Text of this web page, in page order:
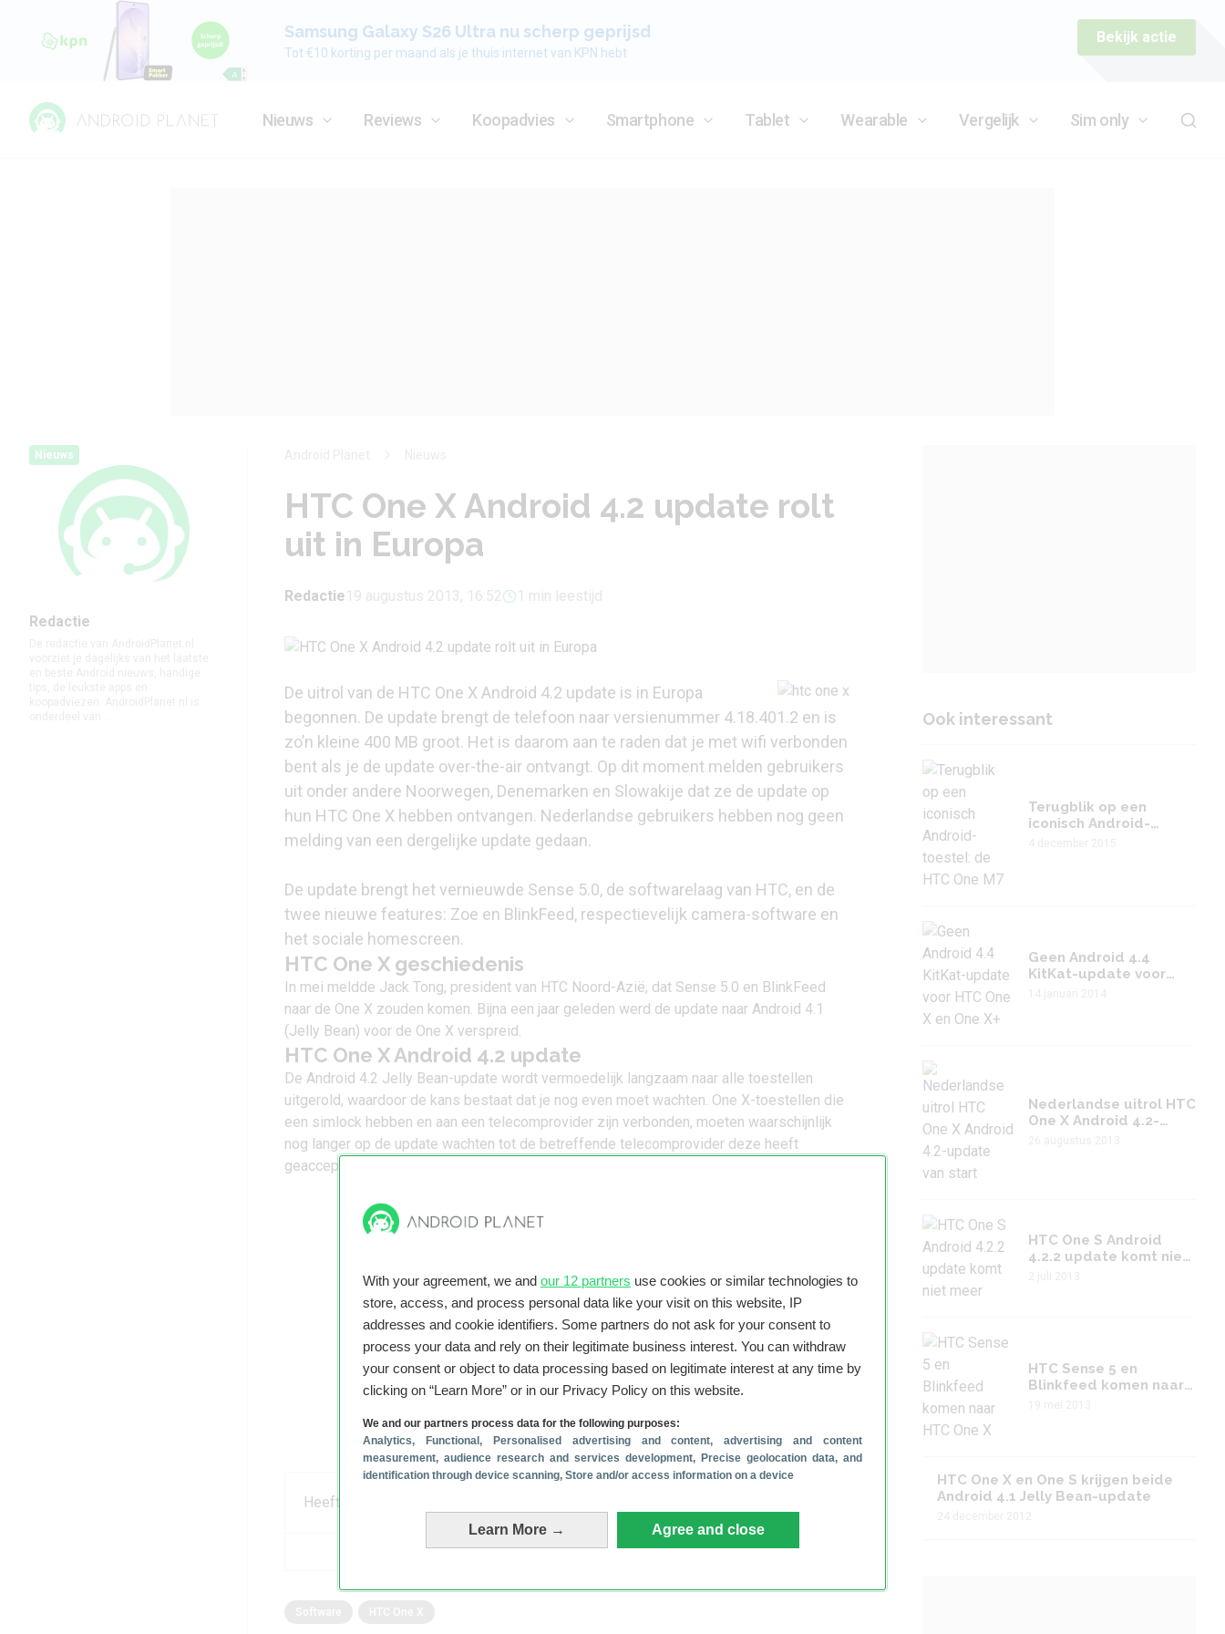
With your agreement, we and our 12 partners use cookies or similar technologies to
store, access, and process personal data like your visit on this website, IP
addresses and cookie identifiers. Some partners do not ask for your consent to
process your data and rely on their legitimate business interest. You can withdraw
your consent or object to data processing based on legitimate interest at any time by
clicking on “Learn More” or in our Privacy Policy on this website.
We and our partners process data for the following purposes:
Analytics, Functional, Personalised advertising and content, advertising and content
measurement, audience research and services development, Precise geolocation data, and
identification through device scanning, Store and/or access information on a device
Learn More → Agree and close
Samsung Galaxy S26 Ultra nu scherp geprijsd
Tot €10 korting per maand als je thuis internet van KPN hebt
Bekijk actie
Nieuws Reviews Koopadvies Smartphone Tablet Wearable Vergelijk Sim only
Nieuws
Redactie
HTC One X Android 4.2 update rolt
uit in Europa
Redactie 19 augustus 2013, 16:52 1 min leestijd
De uitrol van de HTC One X Android 4.2 update is in Europa
begonnen. De update brengt de telefoon naar versienummer 4.18.401.2 en is
zo’n kleine 400 MB groot. Het is daarom aan te raden dat je met wifi verbonden
bent als je de update over-the-air ontvangt. Op dit moment melden gebruikers
uit onder andere Noorwegen, Denemarken en Slowakije dat ze de update op
hun HTC One X hebben ontvangen. Nederlandse gebruikers hebben nog geen
melding van een dergelijke update gedaan.
De update brengt het vernieuwde Sense 5.0, de softwarelaag van HTC, en de
twee nieuwe features: Zoe en BlinkFeed, respectievelijk camera-software en
het sociale homescreen.
HTC One X geschiedenis
In mei meldde Jack Tong, president van HTC Noord-Azië, dat Sense 5.0 en BlinkFeed
naar de One X zouden komen. Bijna een jaar geleden werd de update naar Android 4.1
(Jelly Bean) voor de One X verspreid.
HTC One X Android 4.2 update
De Android 4.2 Jelly Bean-update wordt vermoedelijk langzaam naar alle toestellen
uitgerold, waardoor de kans bestaat dat je nog even moet wachten. One X-toestellen die
een simlock hebben en aan een telecomprovider zijn verbonden, moeten waarschijnlijk
nog langer op de update wachten tot de betreffende telecomprovider deze heeft
geaccepteerd.
Heeft dit artikel je geholpen?
Ook interessant
Terugblik op een
iconisch Android-
Geen Android 4.4
KitKat-update voor
Nederlandse uitrol HTC
One X Android 4.2-
HTC One S Android
4.2.2 update komt niet
HTC Sense 5 en
Blinkfeed komen naar
HTC One X en One S krijgen beide
Android 4.1 Jelly Bean-update